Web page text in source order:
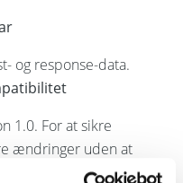
og response-data.
1.0. For at sikre
ændringer uden at
bruges